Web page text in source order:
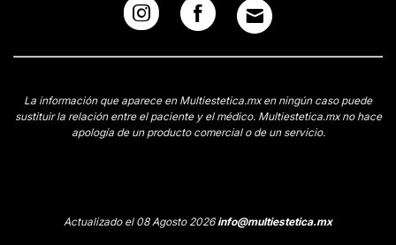
La información que aparece en Multiestetica.mx en ningún caso puede
sustituir la relación entre el paciente y el médico. Multiestetica.mx no hace
apología de un producto comercial o de un servicio.
Actualizado el 08 Agosto 2026info@multiestetica.mx